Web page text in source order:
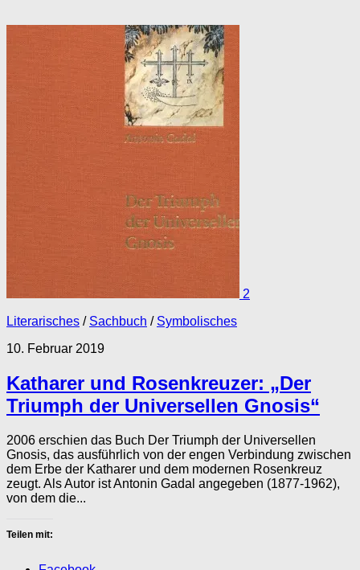
2
Literarisches / Sachbuch / Symbolisches
10. Februar 2019
Katharer und Rosenkreuzer: „Der
Triumph der Universellen Gnosis“
2006 erschien das Buch Der Triumph der Universellen
Gnosis, das ausführlich von der engen Verbindung zwischen
dem Erbe der Katharer und dem modernen Rosenkreuz
zeugt. Als Autor ist Antonin Gadal angegeben (1877-1962),
von dem die...
Teilen mit: